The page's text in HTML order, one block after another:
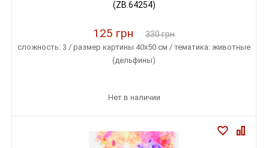
(ZB.64254)
125 грн 330 грн
сложность: 3 / размер картины 40х50 см / тематика: животные
(дельфины)
Нет в наличии